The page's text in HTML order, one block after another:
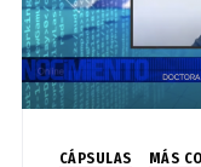
CÁPSULAS MÁS